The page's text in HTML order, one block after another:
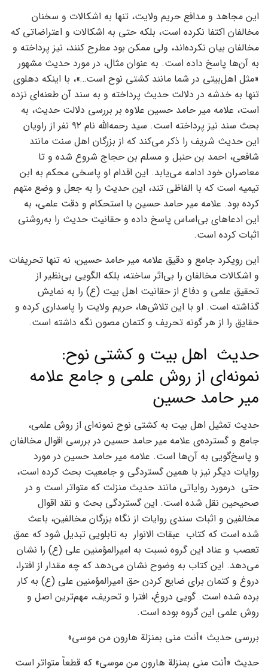
این مجاهد و مدافع حریم ولایت، تنها به اشکالات و سخنان
مخالفان اکتفا نکرده است، بلکه حتی به اشکالات و اعتراضاتی که
مخالفان بیان نکرده‌اند، ولی ممکن بود مطرح کنند، نیز پرداخته و
به آن‌ها پاسخ داده است. به عنوان مثال، در مورد حدیث مشهور
«مثل اهل‌بیتی در شما مانند کشتی نوح است…»، با اینکه دهلوی
تنها به خدشه در دلالت حدیث پرداخته و به سند آن طعنه‌ای نزده
است، علامه میر حامد حسین علاوه بر بررسی دلالت حدیث، به
بحث سند نیز پرداخته است. سید رحمه‌الله نام ۹۲ نفر از راویان
این حدیث شریف را ذکر می‌کند که از بزرگان اهل سنت مانند
شافعی، احمد بن حنبل و مسلم بن حجاج شروع شده و تا
معاصران خود ادامه می‌یابد. این اقدام او پاسخی محکم به ابن
تیمیه است که با الفاظی تند، این حدیث را به جعل و وضع متهم
کرده بود. علامه میر حامد حسین با استحکام و دقت علمی، به
این ادعاهای بی‌اساس پاسخ داده و حقانیت حدیث را به‌روشنی
اثبات کرده است.
این رویکرد جامع و دقیق علامه میر حامد حسین، نه تنها تحریفات
و اشکالات مخالفان را بی‌اثر ساخته، بلکه الگویی بی‌نظیر از
تحقیق علمی و دفاع از حقانیت اهل بیت (ع) را به نمایش
گذاشته است. او با این تلاش‌ها، حریم ولایت را پاسداری کرده و
حقایق را از هر گونه تحریف و کتمان مصون نگه داشته است.
حدیث اهل بیت و کشتی نوح:
نمونه‌ای از روش علمی و جامع علامه
میر حامد حسین
حدیث تمثیل اهل بیت به کشتی نوح نمونه‌ای از روش علمی،
جامع و گسترده‌ی علامه میر حامد حسین در بررسی اقوال مخالفان
و پاسخ‌گویی به آن‌ها است. علامه میر حامد حسین در مورد
روایات دیگر نیز با همین گستردگی و جامعیت بحث کرده است،
حتی درمورد روایاتی مانند حدیث منزلت که متواتر است و در
صحیحین نقل شده است. این گستردگی بحث و نقد اقوال
مخالفین و اثبات سندی روایات از نگاه بزرگان مخالفین، باعث
شده است که کتاب عبقات الانوار به تابلویی تبدیل شود که عمق
تعصب و عناد این گروه نسبت به امیرالمؤمنین علی (ع) را نشان
می‌دهد. این کتاب به وضوح نشان می‌دهد که چه مقدار از افترا،
دروغ و کتمان برای ضایع کردن حق امیرالمؤمنین علی (ع) به کار
برده شده است. گویی دروغ، افترا و تحریف، مهم‌ترین اصل و
روش علمی این گروه بوده است.
بررسی حدیث «أنت مني بمنزلة هارون من موسى»
حدیث «أنت مني بمنزلة هارون من موسى» که قطعاً متواتر است